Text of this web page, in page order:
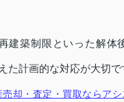
建築制限といった解体
た計画的な対応が大切で
却・査定・買取ならアシ